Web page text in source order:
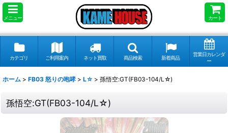
メニュー カート
カテゴリ ご利用案内 ネット買取 商品検索 新着商品
営業日カレンダ
ー
ホーム > FB03 怒りの咆哮 > L☆ > 孫悟空:GT(FB03-104/L☆)
孫悟空:GT(FB03-104/L☆)